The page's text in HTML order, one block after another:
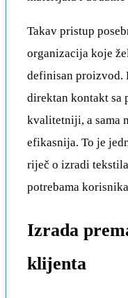
Takav pristup
organizacija koje
definisan proizvod.
direktan kontakt sa
kvalitetniji, a sama
efikasnija. To je
riječ o izradi
potrebama
Izrada
klijenta